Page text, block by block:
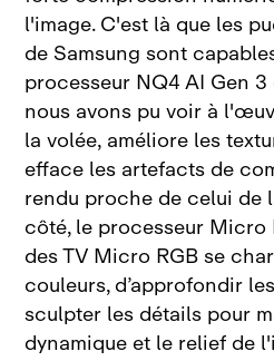
l'image. C'est là que les
de Samsung sont
processeur NQ4 AI Gen 3
nous avons pu voir à
la volée, améliore les
efface les artefacts de
rendu proche de celui de
côté, le processeur Micro
des TV Micro RGB se
couleurs, d’approfondir
sculpter les détails pour
dynamique et le relief de